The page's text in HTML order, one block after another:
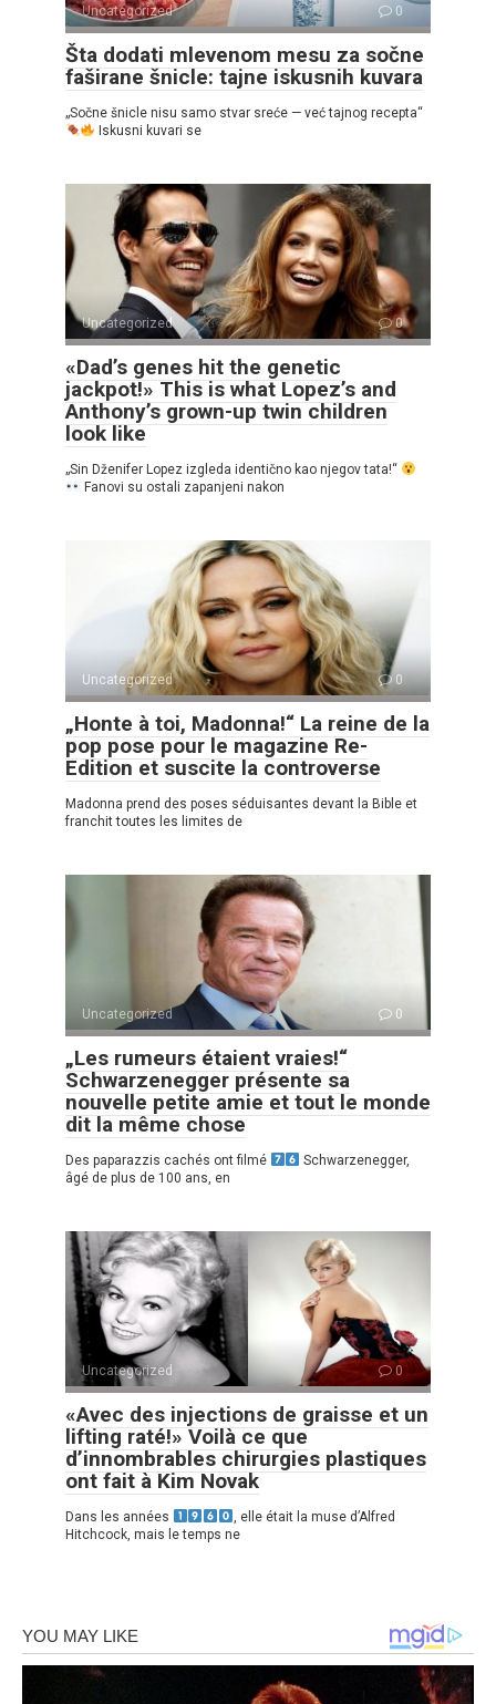
Uncategorized 0
Šta dodati mlevenom mesu za sočne
faširane šnicle: tajne iskusnih kuvara
„Sočne šnicle nisu samo stvar sreće — već tajnog recepta“
Iskusni kuvari se
Uncategorized 0
«Dad’s genes hit the genetic
jackpot!» This is what Lopez’s and
Anthony’s grown-up twin children
look like
„Sin Dženifer Lopez izgleda identično kao njegov tata!“
Fanovi su ostali zapanjeni nakon
Uncategorized 0
„Honte à toi, Madonna!“ La reine de la
pop pose pour le magazine Re-
Edition et suscite la controverse
Madonna prend des poses séduisantes devant la Bible et
franchit toutes les limites de
Uncategorized 0
„Les rumeurs étaient vraies!“
Schwarzenegger présente sa
nouvelle petite amie et tout le monde
dit la même chose
Des paparazzis cachés ont filmé
Schwarzenegger,
âgé de plus de 100 ans, en
Uncategorized 0
«Avec des injections de graisse et un
lifting raté!» Voilà ce que
d’innombrables chirurgies plastiques
ont fait à Kim Novak
Dans les années
, elle était la muse d’Alfred
Hitchcock, mais le temps ne